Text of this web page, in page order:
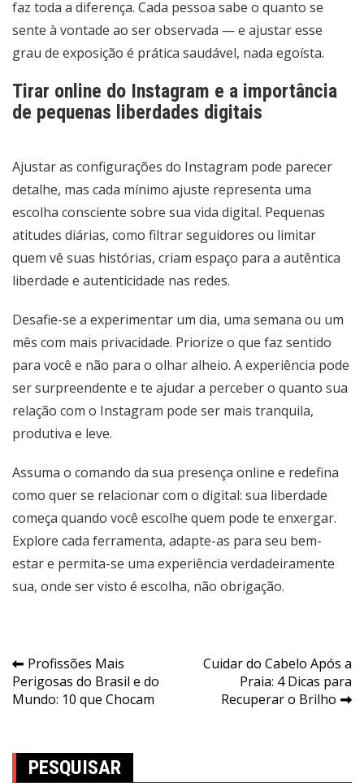
faz toda a diferença. Cada pessoa sabe o quanto se
sente à vontade ao ser observada — e ajustar esse
grau de exposição é prática saudável, nada egoísta.
Tirar online do Instagram e a importância
de pequenas liberdades digitais
Ajustar as configurações do Instagram pode parecer
detalhe, mas cada mínimo ajuste representa uma
escolha consciente sobre sua vida digital. Pequenas
atitudes diárias, como filtrar seguidores ou limitar
quem vê suas histórias, criam espaço para a autêntica
liberdade e autenticidade nas redes.
Desafie-se a experimentar um dia, uma semana ou um
mês com mais privacidade. Priorize o que faz sentido
para você e não para o olhar alheio. A experiência pode
ser surpreendente e te ajudar a perceber o quanto sua
relação com o Instagram pode ser mais tranquila,
produtiva e leve.
Assuma o comando da sua presença online e redefina
como quer se relacionar com o digital: sua liberdade
começa quando você escolhe quem pode te enxergar.
Explore cada ferramenta, adapte-as para seu bem-
estar e permita-se uma experiência verdadeiramente
sua, onde ser visto é escolha, não obrigação.
Navegação
de
Profissões Mais
Perigosas do Brasil e do
Mundo: 10 que Chocam
Cuidar do Cabelo Após a
Praia: 4 Dicas para
Recuperar o Brilho
PESQUISAR